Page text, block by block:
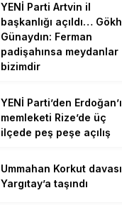
YENİ Parti Artvin il
başkanlığı açıldı…
Günaydın: Ferman
padişahınsa meydanlar
bizimdir
YENİ Parti’den
memleketi Rize’de üç
ilçede peş peşe açılış
Ummahan Korkut davası
Yargıtay’a taşındı